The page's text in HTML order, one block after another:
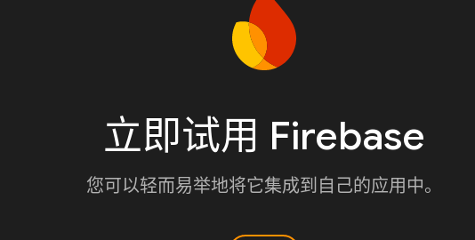
立即试用 Firebase
您可以轻而易举地将它集成到自己的应用中。